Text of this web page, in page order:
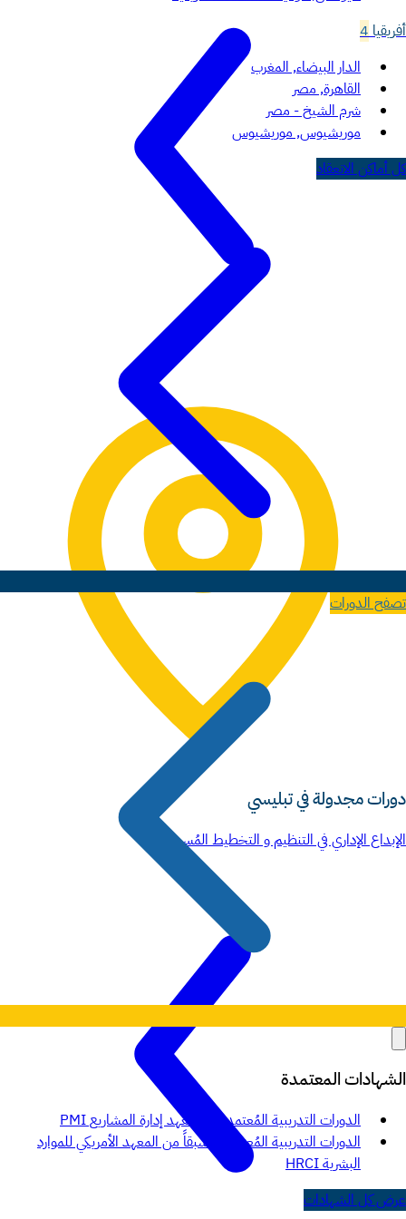
أفريقيا 4
الدار البيضاء, المغرب
القاهرة, مصر
شرم الشيخ - مصر
موريشيوس, موريشيوس
كل أماكن الانعقاد
تصفح الدورات
الشهادات المعتمدة
الدورات التدريبية المُعتمدة من معهد إدارة المشاريع PMI
الدورات التدريبية المُعتمدة مسبقاً من المعهد الأمريكي للموارد
البشرية HRCI
عرض كل الشهادات
دورات مجدولة في تبليسي
الإبداع الإداري في التنظيم و التخطيط المُسبق